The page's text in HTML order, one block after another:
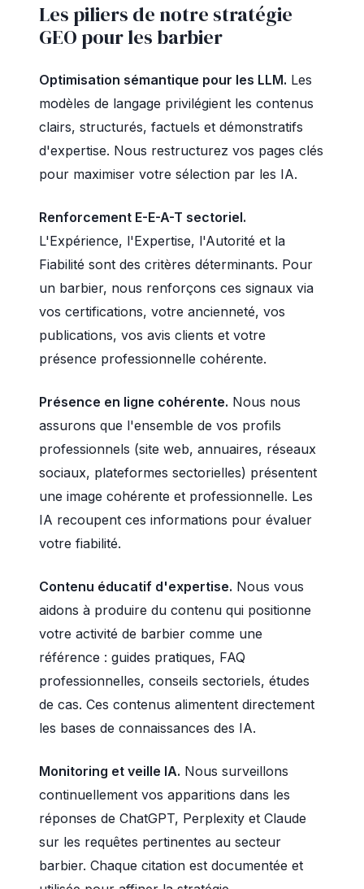
Les piliers de notre stratégie
GEO pour les barbier
Optimisation sémantique pour les LLM. Les
modèles de langage privilégient les contenus
clairs, structurés, factuels et démonstratifs
d'expertise. Nous restructurez vos pages clés
pour maximiser votre sélection par les IA.
Renforcement E-E-A-T sectoriel.
L'Expérience, l'Expertise, l'Autorité et la
Fiabilité sont des critères déterminants. Pour
un barbier, nous renforçons ces signaux via
vos certifications, votre ancienneté, vos
publications, vos avis clients et votre
présence professionnelle cohérente.
Présence en ligne cohérente. Nous nous
assurons que l'ensemble de vos profils
professionnels (site web, annuaires, réseaux
sociaux, plateformes sectorielles) présentent
une image cohérente et professionnelle. Les
IA recoupent ces informations pour évaluer
votre fiabilité.
Contenu éducatif d'expertise. Nous vous
aidons à produire du contenu qui positionne
votre activité de barbier comme une
référence : guides pratiques, FAQ
professionnelles, conseils sectoriels, études
de cas. Ces contenus alimentent directement
les bases de connaissances des IA.
Monitoring et veille IA. Nous surveillons
continuellement vos apparitions dans les
réponses de ChatGPT, Perplexity et Claude
sur les requêtes pertinentes au secteur
barbier. Chaque citation est documentée et